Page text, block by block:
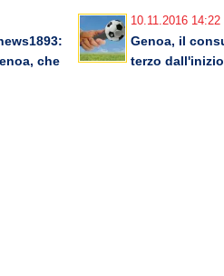
che
10.11.2016 14:22
Genoa, il
terzo